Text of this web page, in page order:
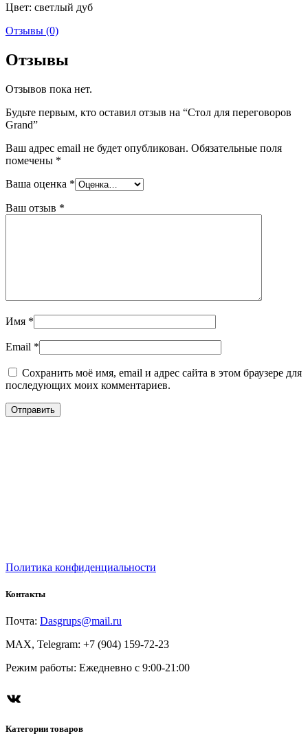
Цвет: светлый дуб
Отзывы (0)
Отзывы
Отзывов пока нет.
Будьте первым, кто оставил отзыв на “Стол для переговоров
Grand”
Ваш адрес email не будет опубликован. Обязательные поля
помечены *
Ваша оценка *
Ваш отзыв *
Имя *
Email *
Сохранить моё имя, email и адрес сайта в этом браузере для
последующих моих комментариев.
Политика конфиденциальности
Контакты
Почта: Dasgrups@mail.ru
MAX, Telegram: +7 (904) 159-72-23
Режим работы: Ежедневно с 9:00-21:00
ВКонтакте
Категории товаров